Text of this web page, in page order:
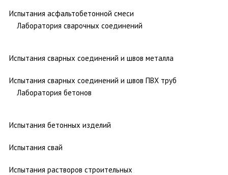
Испытания асфальтобетонной смеси
Лаборатория сварочных соединений
Испытания сварных соединений и швов металла
Испытания сварных соединений и швов ПВХ труб
Лаборатория бетонов
Испытания бетонных изделий
Испытания свай
Испытания растворов строительных